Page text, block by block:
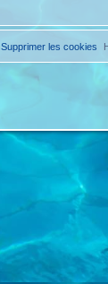
Supprimer les cookies